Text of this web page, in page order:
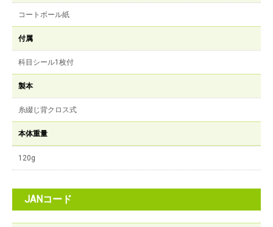
コートボール紙
付属
科目シール1枚付
製本
糸綴じ背クロス式
本体重量
120g
JANコード